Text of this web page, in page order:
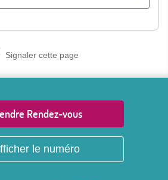
Signaler cette page
Rendez-vous
le numéro